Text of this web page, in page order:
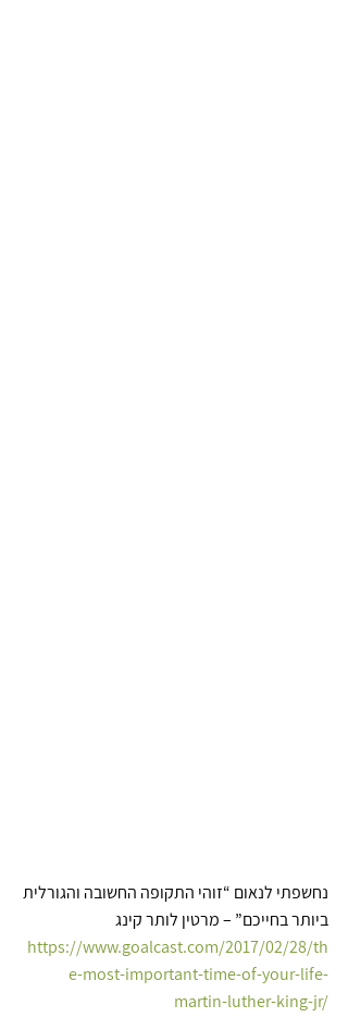
נחשפתי לנאום “זוהי התקופה החשובה והגורלית
ביותר בחייכם” – מרטין לותר קינג
https://www.goalcast.com/2017/02/28/th
e-most-important-time-of-your-life-
martin-luther-king-jr/